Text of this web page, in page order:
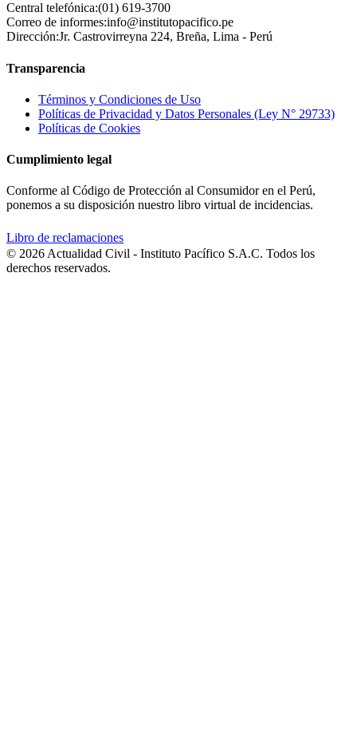
Central telefónica:(01) 619-3700
Correo de informes:info@institutopacifico.pe
Dirección:Jr. Castrovirreyna 224, Breña, Lima - Perú
Transparencia
Términos y Condiciones de Uso
Políticas de Privacidad y Datos Personales (Ley N° 29733)
Políticas de Cookies
Cumplimiento legal
Conforme al Código de Protección al Consumidor en el Perú,
ponemos a su disposición nuestro libro virtual de incidencias.
Libro de reclamaciones
© 2026 Actualidad Civil - Instituto Pacífico S.A.C. Todos los
derechos reservados.